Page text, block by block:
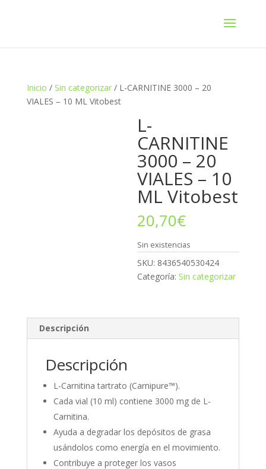
Inicio / Sin categorizar/ L-CARNITINE 3000 – 20
VIALES – 10 ML Vitobest
L-
CARNITINE
3000 – 20
VIALES – 10
ML Vitobest
20,70€
Sin existencias
SKU: 8436540530424
Categoría:Sin categorizar
Descripción
Descripción
L-Carnitina tartrato (Carnipure™).
Cada vial (10 ml) contiene 3000 mg de L-
Carnitina.
Ayuda a degradar los depósitos de grasa
usándolos como energía en el movimiento.
Contribuye a proteger los vasos